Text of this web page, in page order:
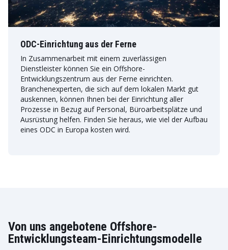
ODC-Einrichtung aus der Ferne
In Zusammenarbeit mit einem zuverlässigen
Dienstleister können Sie ein Offshore-
Entwicklungszentrum aus der Ferne einrichten.
Branchenexperten, die sich auf dem lokalen Markt gut
auskennen, können Ihnen bei der Einrichtung aller
Prozesse in Bezug auf Personal, Büroarbeitsplätze und
Ausrüstung helfen. Finden Sie heraus, wie viel der Aufbau
eines ODC in Europa kosten wird.
Von uns angebotene Offshore-
Entwicklungsteam-Einrichtungsmodelle